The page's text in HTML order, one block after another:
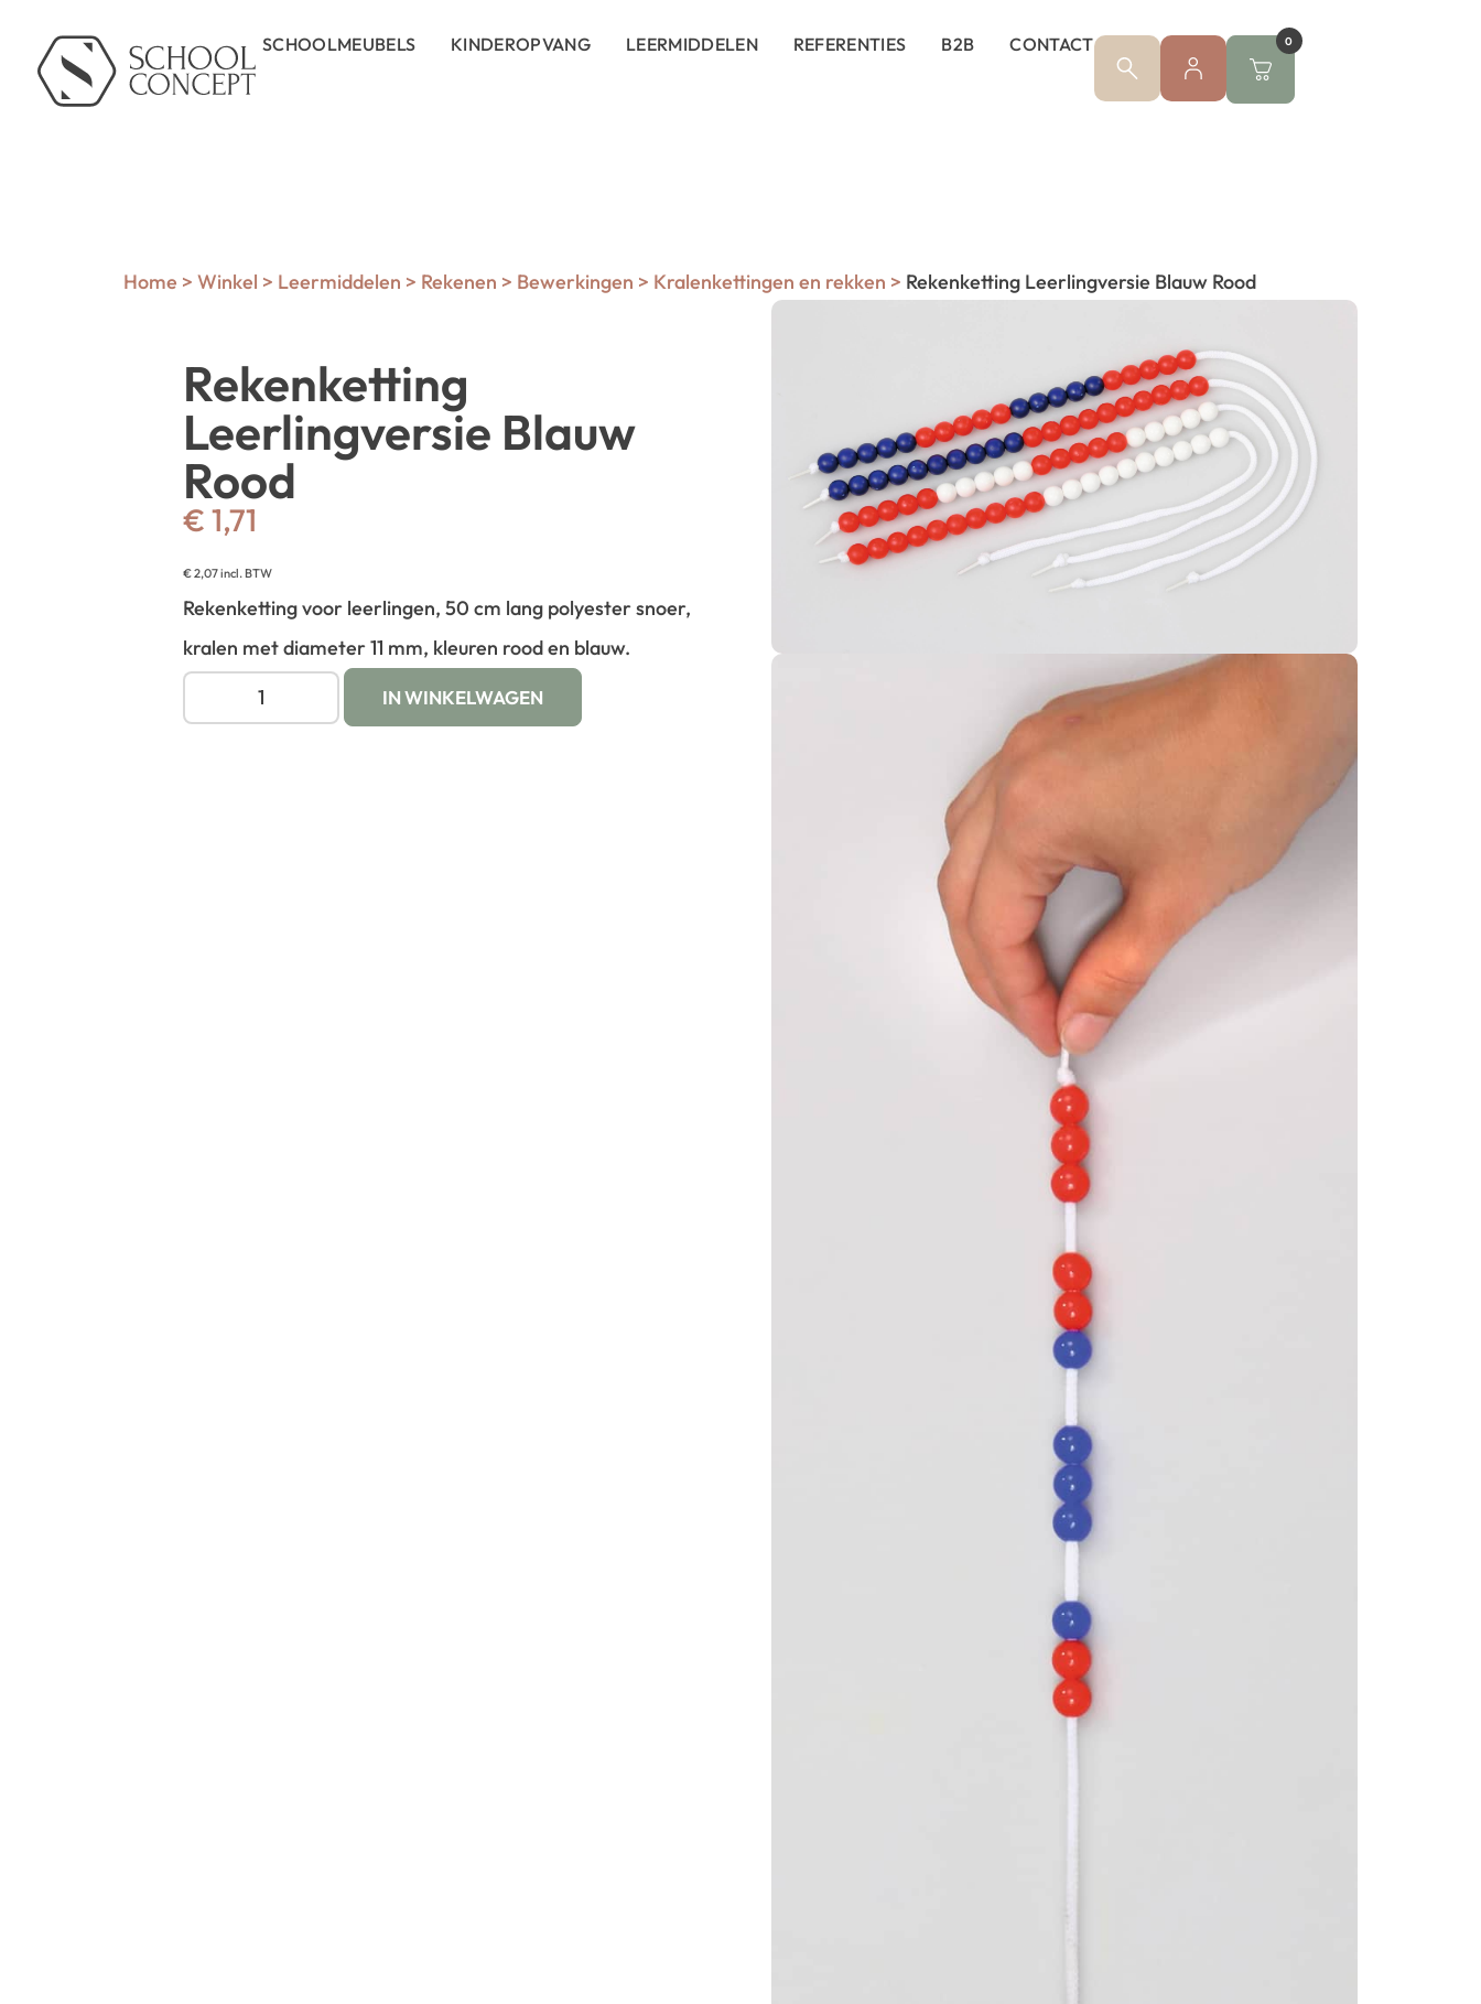
SCHOOLMEUBELS KINDEROPVANG LEERMIDDELEN REFERENTIES B2B CONTACT 0
Home > Winkel > Leermiddelen > Rekenen > Bewerkingen > Kralenkettingen en rekken > Rekenketting Leerlingversie Blauw Rood
Rekenketting
Leerlingversie Blauw
Rood
€ 1,71
€2,07incl. BTW
Rekenketting voor leerlingen, 50 cm lang polyester snoer,
kralen met diameter 11 mm, kleuren rood en blauw.
IN WINKELWAGEN